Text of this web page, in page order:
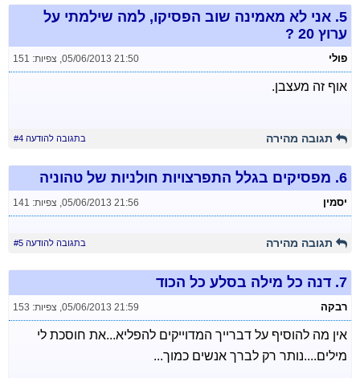
5. אני לא מאמינה שוב הפסיקו, למה שילמתי על
ערוץ 20 ?
פולי 05/06/2013 21:50
, צפיות: 151
אוף זה מעצבן.
תגובה מהירה בתגובה להודעה #4
6. מפסיקים בגלל התפרצויות חולניות של טהוניה
יסמין 05/06/2013 21:56
, צפיות: 141
תגובה מהירה בתגובה להודעה #5
7. דנה כל מילה בסלע כל הכוד
רבקה 05/06/2013 21:59
, צפיות: 153
אין מה להוסיף על דברייך המדוייקים להפליא...את חוסכת לי
מילים....נותר רק לברך אנשים כמוך...